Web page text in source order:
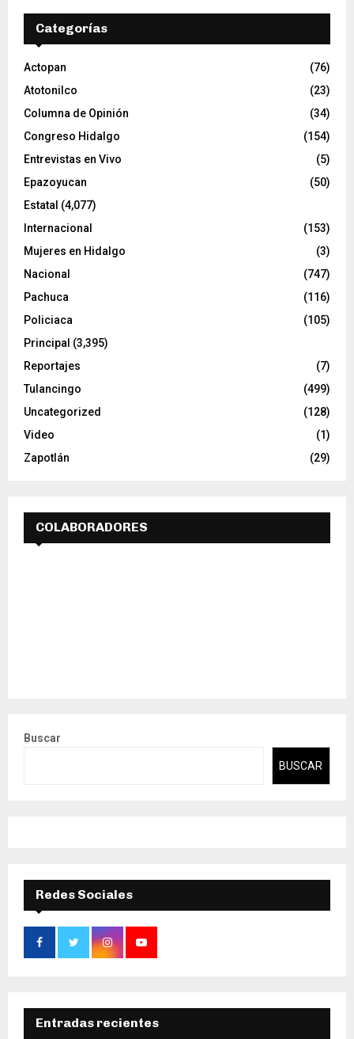
v
e
o
Categorías
Actopan
(76)
Atotonilco
(23)
Columna de Opinión
(34)
Congreso Hidalgo
(154)
Entrevistas en Vivo
(5)
Epazoyucan
(50)
Estatal (4,077)
Internacional
(153)
Mujeres en Hidalgo
(3)
Nacional
(747)
Pachuca
(116)
Policiaca
(105)
Principal (3,395)
Reportajes
(7)
Tulancingo
(499)
Uncategorized
(128)
Video
(1)
Zapotlán
(29)
COLABORADORES
Buscar
BUSCAR
Redes Sociales
Entradas recientes